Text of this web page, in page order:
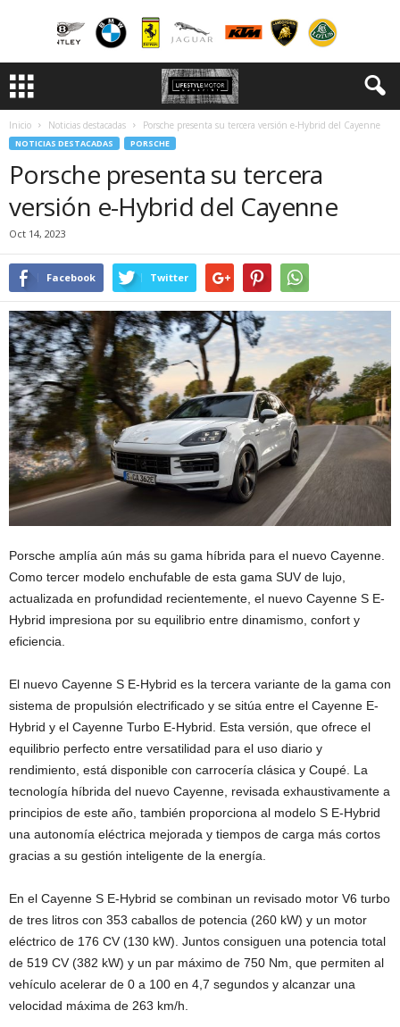
Inicio Noticias destacadas Porsche presenta su tercera versión e-Hybrid del Cayenne
NOTICIAS DESTACADAS PORSCHE
Porsche presenta su tercera
versión e-Hybrid del Cayenne
Oct 14, 2023
Facebook Twitter
Porsche amplía aún más su gama híbrida para el nuevo Cayenne.
Como tercer modelo enchufable de esta gama SUV de lujo,
actualizada en profundidad recientemente, el nuevo Cayenne S E-
Hybrid impresiona por su equilibrio entre dinamismo, confort y
eficiencia.
El nuevo Cayenne S E-Hybrid es la tercera variante de la gama con
sistema de propulsión electrificado y se sitúa entre el Cayenne E-
Hybrid y el Cayenne Turbo E-Hybrid. Esta versión, que ofrece el
equilibrio perfecto entre versatilidad para el uso diario y
rendimiento, está disponible con carrocería clásica y Coupé. La
tecnología híbrida del nuevo Cayenne, revisada exhaustivamente a
principios de este año, también proporciona al modelo S E-Hybrid
una autonomía eléctrica mejorada y tiempos de carga más cortos
gracias a su gestión inteligente de la energía.
En el Cayenne S E-Hybrid se combinan un revisado motor V6 turbo
de tres litros con 353 caballos de potencia (260 kW) y un motor
eléctrico de 176 CV (130 kW). Juntos consiguen una potencia total
de 519 CV (382 kW) y un par máximo de 750 Nm, que permiten al
vehículo acelerar de 0 a 100 en 4,7 segundos y alcanzar una
velocidad máxima de 263 km/h.